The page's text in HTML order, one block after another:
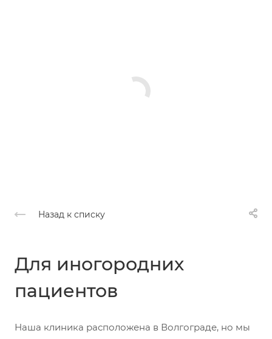
Назад к списку
Для иногородних
пациентов
Наша клиника расположена в Волгограде, но мы